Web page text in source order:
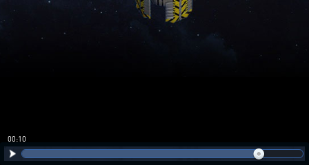
00:10